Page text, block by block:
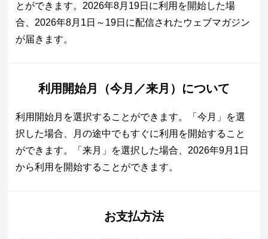
とができます。2026年8月19日に利用を開始した場
合、2026年8月1日～19日に配信されたウェブマガジン
が届きます。
利用開始月（今月／来月）について
利用開始月を選択することができます。「今月」を選
択した場合、月の途中でもすぐに利用を開始すること
ができます。「来月」を選択した場合、2026年9月1日
から利用を開始することができます。
お支払方法